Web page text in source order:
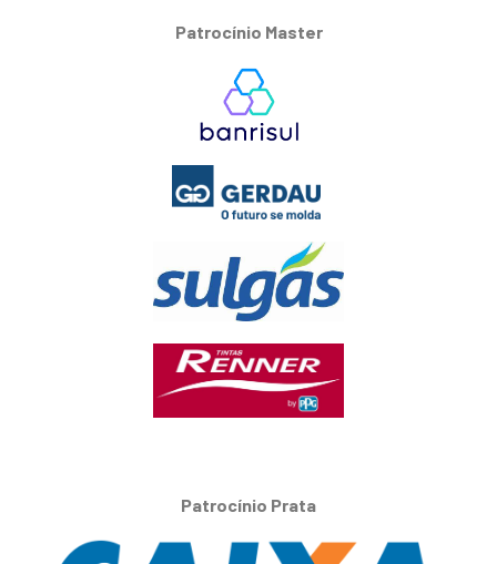
Patrocínio Master
Patrocínio Prata